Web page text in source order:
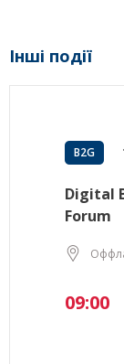
Інші події
B2G
Digital
Forum
09:00